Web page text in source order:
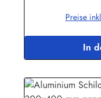
dabei nur um ein
Auf den Schildern
und
1642111
Preise
In